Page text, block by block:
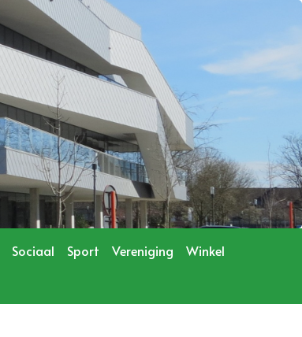
Sociaal Sport Vereniging
Winkel